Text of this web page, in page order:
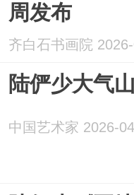
周发布
齐白石书画院
陆俨少大气
中国艺术家 2026-